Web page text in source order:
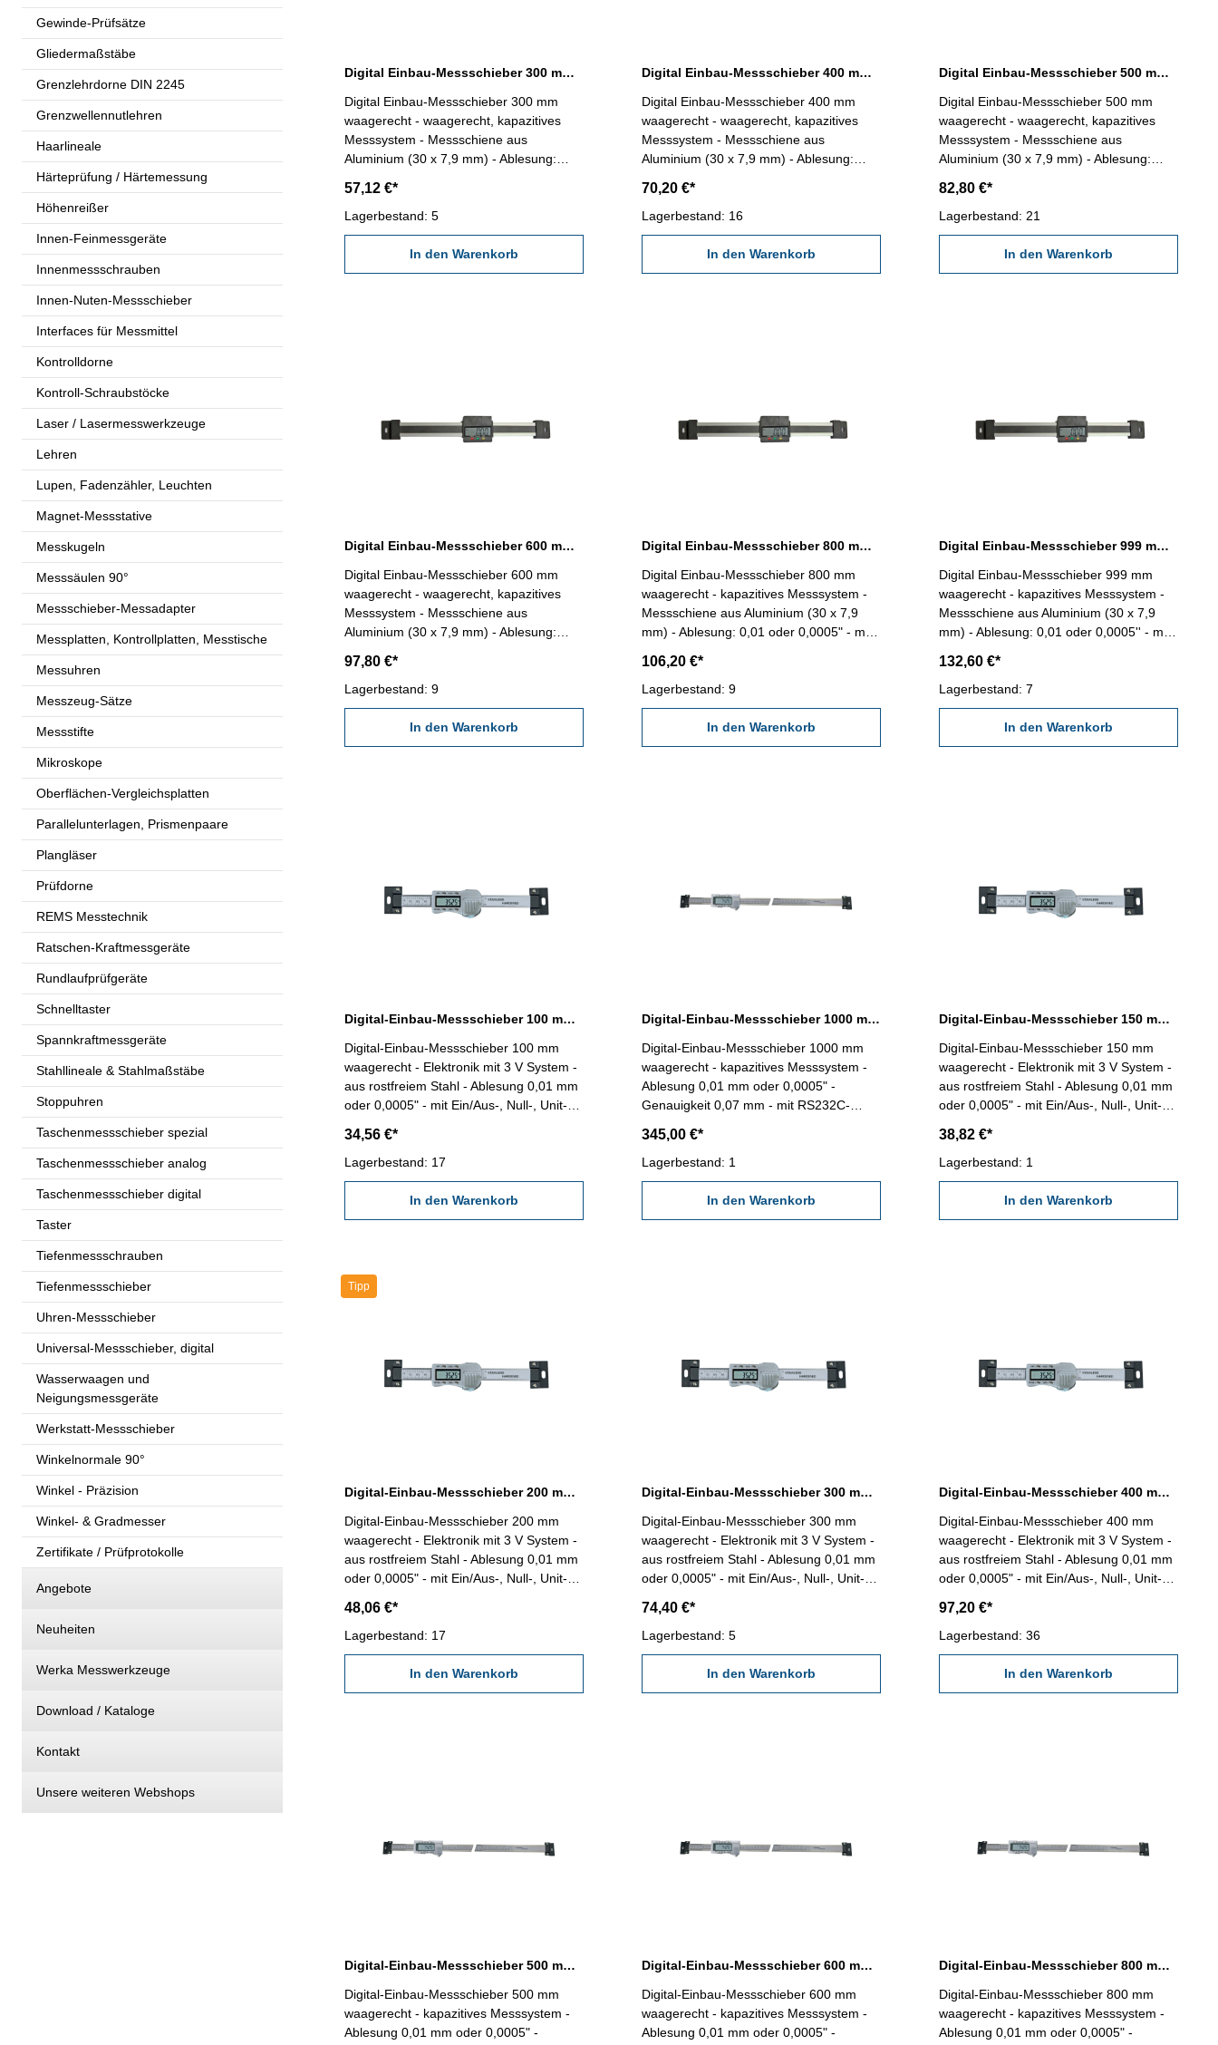
Gewinde-Prüfsätze
Gliedermaßstäbe
Grenzlehrdorne DIN 2245
Grenzwellennutlehren
Haarlineale
Härteprüfung / Härtemessung
Höhenreißer
Innen-Feinmessgeräte
Innenmessschrauben
Innen-Nuten-Messschieber
Interfaces für Messmittel
Kontrolldorne
Kontroll-Schraubstöcke
Laser / Lasermesswerkzeuge
Lehren
Lupen, Fadenzähler, Leuchten
Magnet-Messstative
Messkugeln
Messsäulen 90°
Messschieber-Messadapter
Messplatten, Kontrollplatten, Messtische
Messuhren
Messzeug-Sätze
Messstifte
Mikroskope
Oberflächen-Vergleichsplatten
Parallelunterlagen, Prismenpaare
Plangläser
Prüfdorne
REMS Messtechnik
Ratschen-Kraftmessgeräte
Rundlaufprüfgeräte
Schnelltaster
Spannkraftmessgeräte
Stahllineale & Stahlmaßstäbe
Stoppuhren
Taschenmessschieber spezial
Taschenmessschieber analog
Taschenmessschieber digital
Taster
Tiefenmessschrauben
Tiefenmessschieber
Uhren-Messschieber
Universal-Messschieber, digital
Wasserwaagen und
Neigungsmessgeräte
Werkstatt-Messschieber
Winkelnormale 90°
Winkel - Präzision
Winkel- & Gradmesser
Zertifikate / Prüfprotokolle
Angebote
Neuheiten
Werka Messwerkzeuge
Download / Kataloge
Kontakt
Unsere weiteren Webshops
Digital Einbau-Messschieber 300 mm waagerecht DIN 862
Digital Einbau-Messschieber 300 mm
waagerecht - waagerecht, kapazitives
Messsystem - Messschiene aus
Aluminium (30 x 7,9 mm) - Ablesung:
Schnittstelle, Anschluß: RB5- mit Ein/Aus,
mm/inch und Null-Tasten Länge: 430 mm
Genauigkeit: 0,04 mm Messbereich: 0 -
57,12 €*
Lagerbestand: 5
In den Warenkorb
Digital Einbau-Messschieber 400 mm waagerecht DIN 862
Digital Einbau-Messschieber 400 mm
waagerecht - waagerecht, kapazitives
Messsystem - Messschiene aus
Aluminium (30 x 7,9 mm) - Ablesung:
Schnittstelle, Anschluß: RB5- mit Ein/Aus,
mm/inch und Null-Tasten Länge: 530 mm
Genauigkeit: 0,04 mm Messbereich: 0 -
70,20 €*
Lagerbestand: 16
In den Warenkorb
Digital Einbau-Messschieber 500 mm waagerecht DIN 862
Digital Einbau-Messschieber 500 mm
waagerecht - waagerecht, kapazitives
Messsystem - Messschiene aus
Aluminium (30 x 7,9 mm) - Ablesung:
Schnittstelle, Anschluß: RB5- mit Ein/Aus,
mm/inch und Null-Tasten Länge: 630 mm
Genauigkeit: 0,05 mm Messbereich: 0 -
82,80 €*
Lagerbestand: 21
In den Warenkorb
Digital Einbau-Messschieber 600 mm waagerecht DIN 862
Digital Einbau-Messschieber 600 mm
waagerecht - waagerecht, kapazitives
Messsystem - Messschiene aus
Aluminium (30 x 7,9 mm) - Ablesung:
Schnittstelle, Anschluß: RB5- mit Ein/Aus,
mm/inch und Null-Tasten Länge: 730 mm
Genauigkeit: 0,06 mm Messbereich: 0 -
97,80 €*
Lagerbestand: 9
In den Warenkorb
Digital Einbau-Messschieber 800 mm waagerecht DIN 862
Digital Einbau-Messschieber 800 mm
waagerecht - kapazitives Messsystem -
Messschiene aus Aluminium (30 x 7,9
mm) - Ablesung: 0,01 oder 0,0005" - mit
Ein/Aus, mm/inch und Null-Tasten Länge:
930 mm Genauigkeit: 0,07 mm
Messbereich: 0 - 800 mm
106,20 €*
Lagerbestand: 9
In den Warenkorb
Digital Einbau-Messschieber 999 mm waagerecht DIN 862
Digital Einbau-Messschieber 999 mm
waagerecht - kapazitives Messsystem -
Messschiene aus Aluminium (30 x 7,9
mm) - Ablesung: 0,01 oder 0,0005'' - mit
Ein/Aus, mm/inch und Null-Tasten Länge:
1130 mm Genauigkeit: 0,07 mm
Messbereich: 0 - 999 mm
132,60 €*
Lagerbestand: 7
In den Warenkorb
Digital-Einbau-Messschieber 100 mm waagerecht DIN 862 3 V
Digital-Einbau-Messschieber 100 mm
waagerecht - Elektronik mit 3 V System -
aus rostfreiem Stahl - Ablesung 0,01 mm
oder 0,0005" - mit Ein/Aus-, Null-, Unit-
mit RS232C-Schnittstelle, Datenausgang
RB 5 Messbereich 0 - 100 mm
34,56 €*
Lagerbestand: 17
In den Warenkorb
Digital-Einbau-Messschieber 1000 mm waagerecht DIN 862
Digital-Einbau-Messschieber 1000 mm
waagerecht - kapazitives Messsystem -
Ablesung 0,01 mm oder 0,0005" -
Genauigkeit 0,07 mm - mit RS232C-
EIN/AUS-, MM/INCH-, ABS/INC- und
ZERO/PRESET-Tasten Messbereich 0 -
1000 mm
345,00 €*
Lagerbestand: 1
In den Warenkorb
Digital-Einbau-Messschieber 150 mm waagerecht DIN 862 3 V
Digital-Einbau-Messschieber 150 mm
waagerecht - Elektronik mit 3 V System -
aus rostfreiem Stahl - Ablesung 0,01 mm
oder 0,0005" - mit Ein/Aus-, Null-, Unit-
mit RS232C-Schnittstelle, Datenausgang
RB 5 Messbereich 0 - 150 mm
38,82 €*
Lagerbestand: 1
In den Warenkorb
Tipp
Digital-Einbau-Messschieber 200 mm waagerecht DIN 862 3 V
Digital-Einbau-Messschieber 200 mm
waagerecht - Elektronik mit 3 V System -
aus rostfreiem Stahl - Ablesung 0,01 mm
oder 0,0005" - mit Ein/Aus-, Null-, Unit-
mit RS232C-Schnittstelle, Datenausgang
RB 5 Messbereich 0 - 200 mm
48,06 €*
Lagerbestand: 17
In den Warenkorb
Digital-Einbau-Messschieber 300 mm waagerecht DIN 862 3 V
Digital-Einbau-Messschieber 300 mm
waagerecht - Elektronik mit 3 V System -
aus rostfreiem Stahl - Ablesung 0,01 mm
oder 0,0005" - mit Ein/Aus-, Null-, Unit-
mit RS232C-Schnittstelle, Datenausgang
RB 5 Messbereich 0 - 300 mm
74,40 €*
Lagerbestand: 5
In den Warenkorb
Digital-Einbau-Messschieber 400 mm waagerecht DIN 862 3 V
Digital-Einbau-Messschieber 400 mm
waagerecht - Elektronik mit 3 V System -
aus rostfreiem Stahl - Ablesung 0,01 mm
oder 0,0005" - mit Ein/Aus-, Null-, Unit-
mit RS232C-Schnittstelle, Datenausgang
RB 5 Messbereich 0 - 400 mm
97,20 €*
Lagerbestand: 36
In den Warenkorb
Digital-Einbau-Messschieber 500 mm waagerecht DIN 862
Digital-Einbau-Messschieber 500 mm
waagerecht - kapazitives Messsystem -
Ablesung 0,01 mm oder 0,0005" -
Digital-Einbau-Messschieber 600 mm waagerecht DIN 862
Digital-Einbau-Messschieber 600 mm
waagerecht - kapazitives Messsystem -
Ablesung 0,01 mm oder 0,0005" -
Digital-Einbau-Messschieber 800 mm waagerecht DIN 862
Digital-Einbau-Messschieber 800 mm
waagerecht - kapazitives Messsystem -
Ablesung 0,01 mm oder 0,0005" -